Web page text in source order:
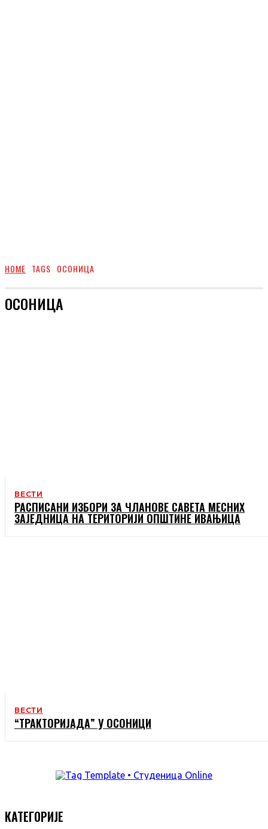
HOME TAGS ОСОНИЦА
ОСОНИЦА
ВЕСТИ
РАСПИСАНИ ИЗБОРИ ЗА ЧЛАНОВЕ САВЕТА МЕСНИХ
ЗАЈЕДНИЦА НА ТЕРИТОРИЈИ ОПШТИНЕ ИВАЊИЦА
ВЕСТИ
“ТРАКТОРИЈАДА” У ОСОНИЦИ
КАТЕГОРИЈЕ